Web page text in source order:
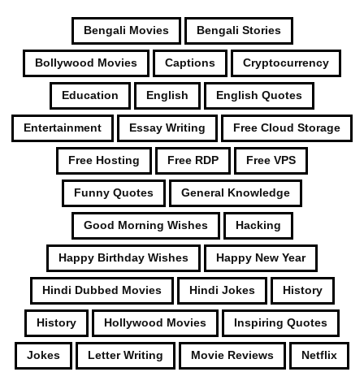
Bengali Movies Bengali Stories
Bollywood Movies Captions Cryptocurrency
Education English English Quotes
Entertainment Essay Writing Free Cloud Storage
Free Hosting Free RDP Free VPS
Funny Quotes General Knowledge
Good Morning Wishes Hacking
Happy Birthday Wishes Happy New Year
Hindi Dubbed Movies Hindi Jokes History
History Hollywood Movies Inspiring Quotes
Jokes Letter Writing Movie Reviews Netflix